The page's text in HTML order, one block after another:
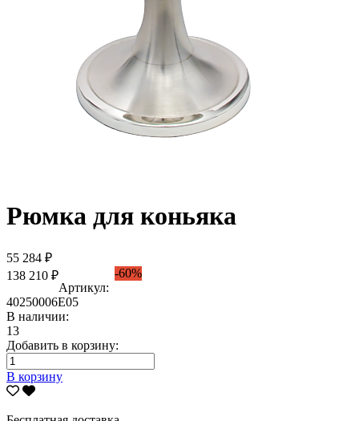
Рюмка для коньяка
55 284 ₽
138 210 ₽
-60%
Артикул:
40250006Е05
В наличии:
13
Добавить в корзину:
В корзину